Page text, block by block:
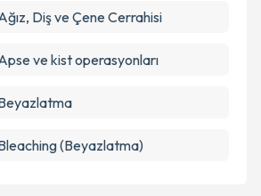
Diş ve Çene Cerrahisi
ve kist operasyonları
(Beyazlatma)